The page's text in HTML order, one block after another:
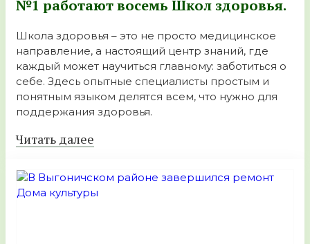
№1 работают восемь Школ здоровья.
Школа здоровья – это не просто медицинское
направление, а настоящий центр знаний, где
каждый может научиться главному: заботиться о
себе. Здесь опытные специалисты простым и
понятным языком делятся всем, что нужно для
поддержания здоровья.
Читать далее